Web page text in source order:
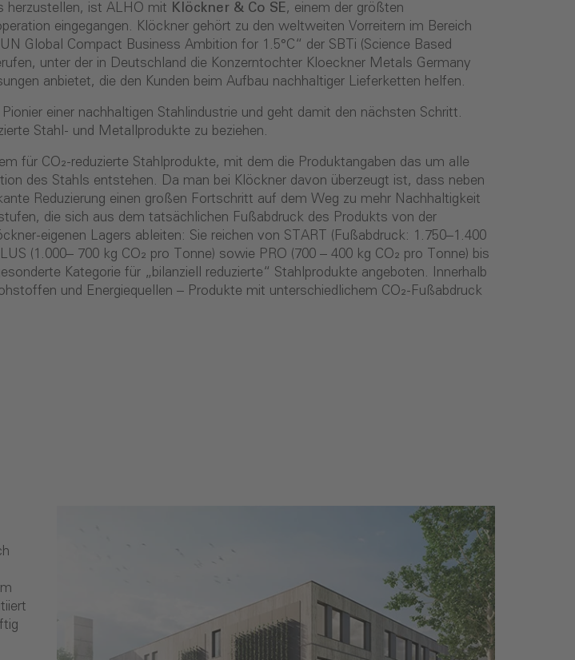
herzustellen, ist ALHO mit Klöckner & Co SE, einem der größten
eingegangen. Klöckner gehört zu den weltweiten Vorreitern im Bereich
Global Compact Business Ambition for 1.5°C“ der SBTi (Science Based
unter der in Deutschland die Konzerntochter Kloeckner Metals Germany
anbietet, die den Kunden beim Aufbau nachhaltiger Lieferketten helfen.
einer nachhaltigen Stahlindustrie und geht damit den nächsten Schritt.
Stahl- und Metallprodukte zu beziehen.
für CO₂-reduzierte Stahlprodukte, mit dem die Produktangaben das um alle
des Stahls entstehen. Da man bei Klöckner davon überzeugt ist, dass neben
Reduzierung einen großen Fortschritt auf dem Weg zu mehr Nachhaltigkeit
die sich aus dem tatsächlichen Fußabdruck des Produkts von der
eigenen Lagers ableiten: Sie reichen von START (Fußabdruck: 1.750–1.400
(1.000– 700 kg CO₂ pro Tonne) sowie PRO (700 – 400 kg CO₂ pro Tonne) bis
Kategorie für „bilanziell reduzierte“ Stahlprodukte angeboten. Innerhalb
und Energiequellen – Produkte mit unterschiedlichem CO₂-Fußabdruck